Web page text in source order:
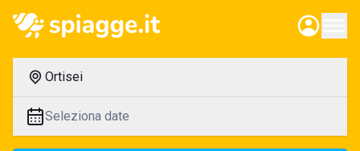
Ortisei
Seleziona date